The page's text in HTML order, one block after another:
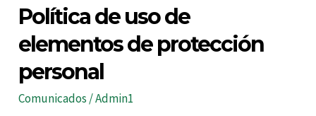
Política de uso de
elementos de protección
personal
Comunicados /Admin1
Política
de
uso
de
elementos
de
protección